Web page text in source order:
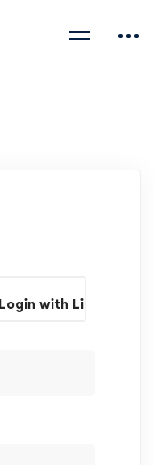
Login with Linkedin